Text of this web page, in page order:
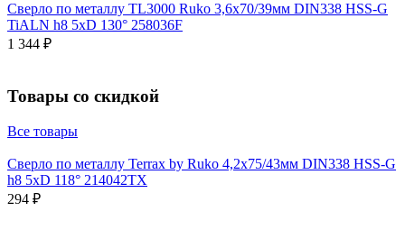
Сверло по металлу TL3000 Ruko 3,6x70/39мм DIN338 HSS-G
TiALN h8 5xD 130° 258036F
1 344 ₽
Товары со скидкой
Все товары
Сверло по металлу Terrax by Ruko 4,2x75/43мм DIN338 HSS-G
h8 5xD 118° 214042TX
294 ₽